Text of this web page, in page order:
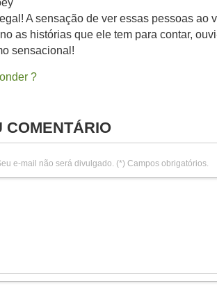
A sensação de ver essas pessoas ao
as histórias que ele tem para contar,
sensacional!
COMENTÁRIO
e-mail não será divulgado. (*) Campos obrigatórios.